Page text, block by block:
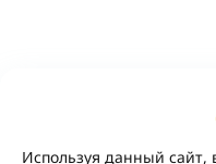
Используя данный сайт,